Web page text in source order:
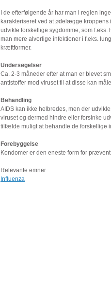
I de efterfølgende år har man i reglen
karakteriseret ved at ødelægge kroppens
udvikle forskellige sygdomme, som
man mere alvorlige infektioner i f.eks.
kræftformer.
Undersøgelser
Ca. 2-3 måneder efter at man er blevet
antistoffer mod viruset til at disse kan
Behandling
AIDS kan ikke helbredes, men der
viruset og dermed hindre eller forsinke
tilfælde muligt at behandle de forskellige
Forebyggelse
Kondomer er den eneste form for
Relevante emner
Influenza